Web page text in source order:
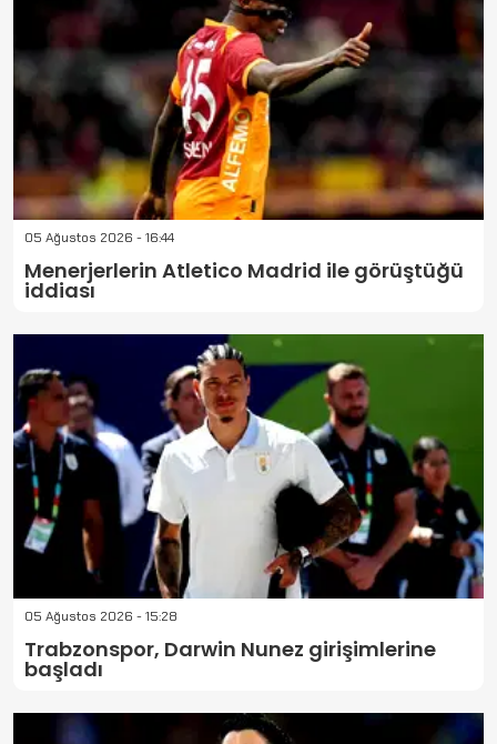
05 Ağustos 2026 - 16:44
Menerjerlerin Atletico Madrid ile görüştüğü
iddiası
05 Ağustos 2026 - 15:28
Trabzonspor, Darwin Nunez girişimlerine
başladı